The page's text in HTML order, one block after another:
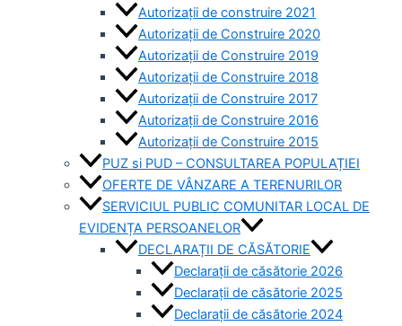
Autorizații de construire 2021
Autorizații de Construire 2020
Autorizații de Construire 2019
Autorizaţii de Construire 2018
Autorizaţii de Construire 2017
Autorizaţii de Construire 2016
Autorizaţii de Construire 2015
PUZ si PUD – CONSULTAREA POPULAȚIEI
OFERTE DE VÂNZARE A TERENURILOR
SERVICIUL PUBLIC COMUNITAR LOCAL DE
EVIDENȚA PERSOANELOR
DECLARAȚII DE CĂSĂTORIE
Declarații de căsătorie 2026
Declarații de căsătorie 2025
Declarații de căsătorie 2024